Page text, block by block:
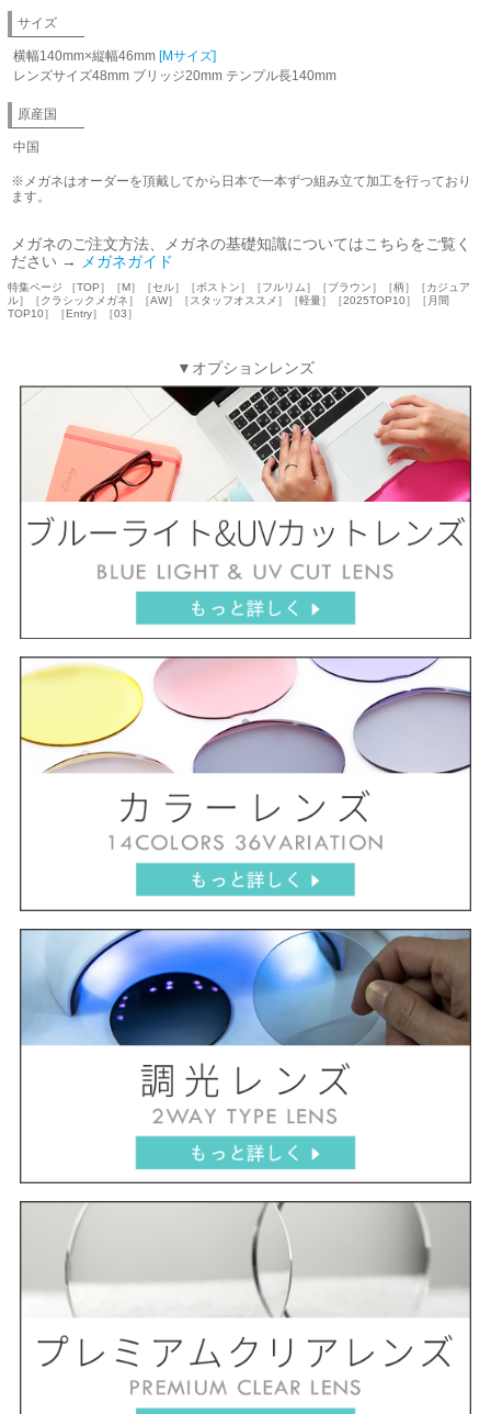
サイズ
横幅140mm×縦幅46mm [Mサイズ]
レンズサイズ48mm ブリッジ20mm テンプル長140mm
原産国
中国
※メガネはオーダーを頂戴してから日本で一本ずつ組み立て加工を行っており
ます。
メガネのご注文方法、メガネの基礎知識についてはこちらをご覧く
ださい →
メガネガイド
特集ページ ［TOP］［M］［セル］［ボストン］［フルリム］［ブラウン］［柄］［カジュア
ル］［クラシックメガネ］［AW］［スタッフオススメ］［軽量］［2025TOP10］［月間
TOP10］［Entry］［03］
▼オプションレンズ